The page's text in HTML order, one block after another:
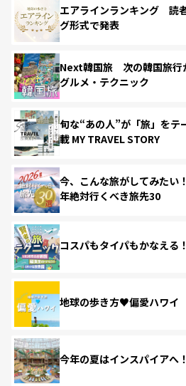
エアラインランキング 読
グ形式で発表
Next韓国旅 次の韓国旅行
グルメ・テクニック
旬な“あの人”が「旅」をテ
載 MY TRAVEL STORY
今、こんな旅がしてみたい
年絶対行くべき旅先30
コスパもタイパもかなえる
地球の歩き方♥偏愛ハワイ
今年の夏はインスパイアへ！